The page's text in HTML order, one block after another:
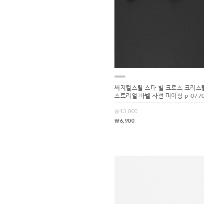
써지컬스틸 스타 별 크로스 크리스
스트리얼 바벨 사선 피어싱 p-
￦13,000
￦6,900